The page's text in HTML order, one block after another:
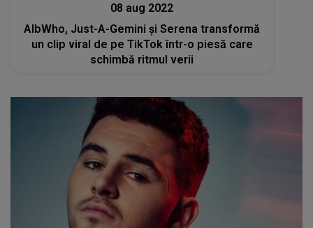
08 aug 2022
AlbWho, Just-A-Gemini și Serena transformă
un clip viral de pe TikTok într-o piesă care
schimbă ritmul verii